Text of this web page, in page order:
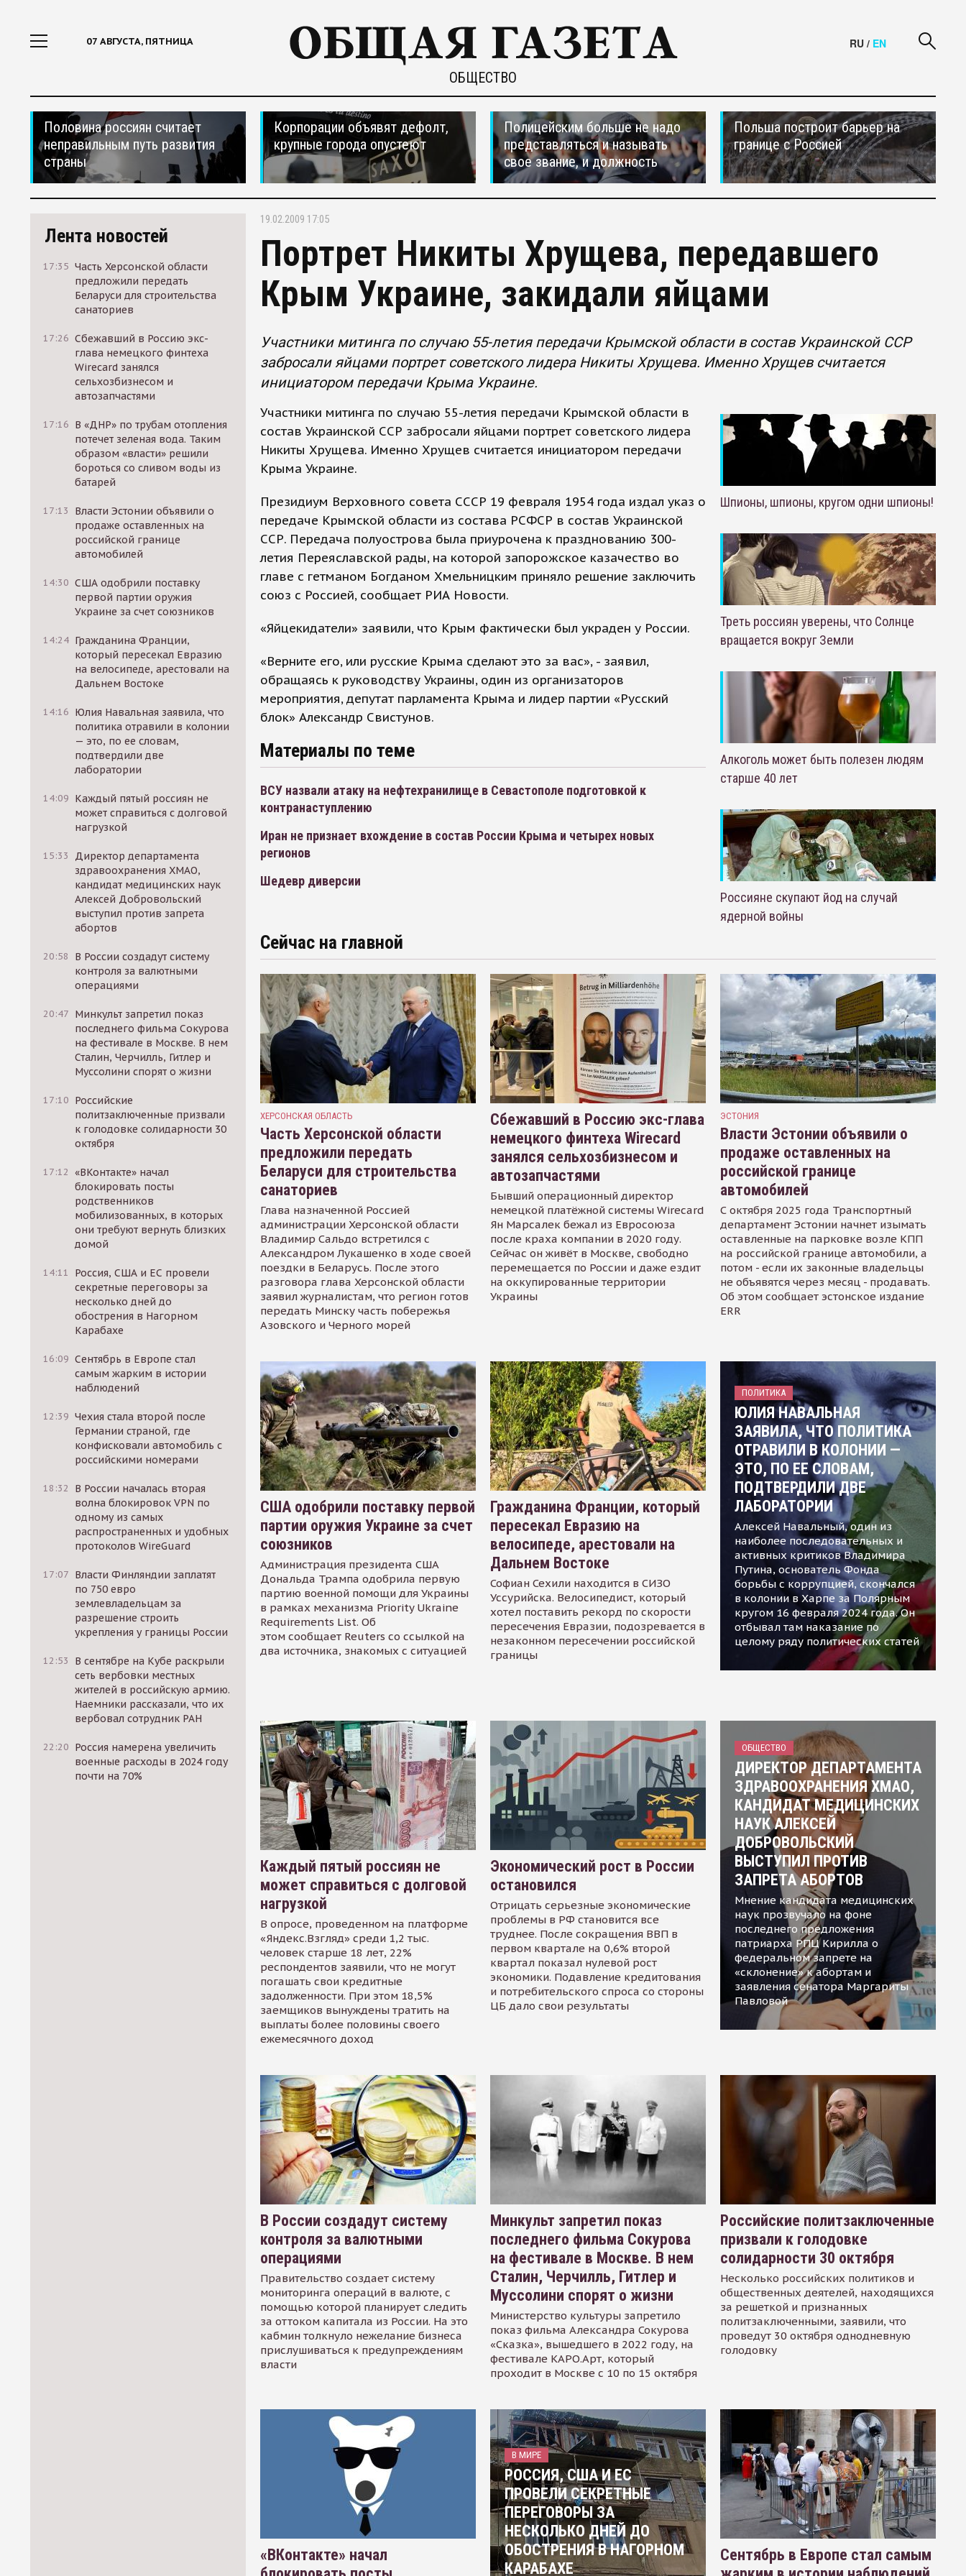
07 АВГУСТА, ПЯТНИЦА
ОБЩЕСТВО
RU / EN
Половина россиян считает
неправильным путь развития
страны
Корпорации объявят дефолт,
крупные города опустеют
Полицейским больше не надо
представляться и называть
свое звание, и должность
Польша построит барьер на
границе с Россией
Лента новостей
17:35 Часть Херсонской области
предложили передать
Беларуси для строительства
санаториев
17:26 Сбежавший в Россию экс-
глава немецкого финтеха
Wirecard занялся
сельхозбизнесом и
автозапчастями
17:16 В «ДНР» по трубам отопления
потечет зеленая вода. Таким
образом «власти» решили
бороться со сливом воды из
батарей
17:13
Власти Эстонии объявили о
продаже оставленных на
российской границе
автомобилей
14:30 США одобрили поставку
первой партии оружия
Украине за счет союзников
14:24 Гражданина Франции,
который пересекал Евразию
на велосипеде, арестовали на
Дальнем Востоке
14:16 Юлия Навальная заявила, что
политика отравили в колонии
— это, по ее словам,
подтвердили две
лаборатории
14:09 Каждый пятый россиян не
может справиться с долговой
нагрузкой
15:33
Директор департамента
здравоохранения ХМАО,
кандидат медицинских наук
Алексей Добровольский
выступил против запрета
абортов
20:58
В России создадут систему
контроля за валютными
операциями
20:47 Минкульт запретил показ
последнего фильма Сокурова
на фестивале в Москве. В нем
Сталин, Черчилль, Гитлер и
Муссолини спорят о жизни
17:10 Российские
политзаключенные призвали
к голодовке солидарности 30
октября
17:12 «ВКонтакте» начал
блокировать посты
родственников
мобилизованных, в которых
они требуют вернуть близких
домой
14:11
Россия, США и ЕС провели
секретные переговоры за
несколько дней до
обострения в Нагорном
Карабахе
16:09 Сентябрь в Европе стал
самым жарким в истории
наблюдений
12:39 Чехия стала второй после
Германии страной, где
конфисковали автомобиль с
российскими номерами
18:32
В России началась вторая
волна блокировок VPN по
одному из самых
распространенных и удобных
протоколов WireGuard
17:07 Власти Финляндии заплатят
по 750 евро
землевладельцам за
разрешение строить
укрепления у границы России
12:53
В сентябре на Кубе раскрыли
сеть вербовки местных
жителей в российскую армию.
Наемники рассказали, что их
вербовал сотрудник РАН
22:20 Россия намерена увеличить
военные расходы в 2024 году
почти на 70%
19.02.2009 17:05
Портрет Никиты Хрущева, передавшего
Крым Украине, закидали яйцами
Участники митинга по случаю 55-летия передачи Крымской области в состав Украинской ССР
забросали яйцами портрет советского лидера Никиты Хрущева. Именно Хрущев считается
инициатором передачи Крыма Украине.
Участники митинга по случаю 55-летия передачи Крымской области в
состав Украинской ССР забросали яйцами портрет советского лидера
Никиты Хрущева. Именно Хрущев считается инициатором передачи
Крыма Украине.
Президиум Верховного совета СССР 19 февраля 1954 года издал указ о
передаче Крымской области из состава РСФСР в состав Украинской
ССР. Передача полуострова была приурочена к празднованию 300-
летия Переяславской рады, на которой запорожское казачество во
главе с гетманом Богданом Хмельницким приняло решение заключить
союз с Россией, сообщает РИА Новости.
«Яйцекидатели» заявили, что Крым фактически был украден у России.
«Верните его, или русские Крыма сделают это за вас», - заявил,
обращаясь к руководству Украины, один из организаторов
мероприятия, депутат парламента Крыма и лидер партии «Русский
блок» Александр Свистунов.
Материалы по теме
ВСУ назвали атаку на нефтехранилище в Севастополе подготовкой к
контранаступлению
Иран не признает вхождение в состав России Крыма и четырех новых
регионов
Шедевр диверсии
Шпионы, шпионы, кругом одни шпионы!
Треть россиян уверены, что Солнце
вращается вокруг Земли
Алкоголь может быть полезен людям
старше 40 лет
Россияне скупают йод на случай
ядерной войны
Сейчас на главной
ХЕРСОНСКАЯ ОБЛАСТЬ
Часть Херсонской области
предложили передать
Беларуси для строительства
санаториев
Глава назначенной Россией
администрации Херсонской области
Владимир Сальдо встретился с
Александром Лукашенко в ходе своей
поездки в Беларусь. После этого
разговора глава Херсонской области
заявил журналистам, что регион готов
передать Минску часть побережья
Азовского и Черного морей
Сбежавший в Россию экс-глава
немецкого финтеха Wirecard
занялся сельхозбизнесом и
автозапчастями
Бывший операционный директор
немецкой платёжной системы Wirecard
Ян Марсалек бежал из Евросоюза
после краха компании в 2020 году.
Сейчас он живёт в Москве, свободно
перемещается по России и даже ездит
на оккупированные территории
Украины
ЭСТОНИЯ
Власти Эстонии объявили о
продаже оставленных на
российской границе
автомобилей
С октября 2025 года Транспортный
департамент Эстонии начнет изымать
оставленные на парковке возле КПП
на российской границе автомобили, а
потом - если их законные владельцы
не объявятся через месяц - продавать.
Об этом сообщает эстонское издание
ERR
США одобрили поставку первой
партии оружия Украине за счет
союзников
Администрация президента США
Дональда Трампа одобрила первую
партию военной помощи для Украины
в рамках механизма Priority Ukraine
Requirements List. Об
этом сообщает Reuters со ссылкой на
два источника, знакомых с ситуацией
Гражданина Франции, который
пересекал Евразию на
велосипеде, арестовали на
Дальнем Востоке
Софиан Сехили находится в СИЗО
Уссурийска. Велосипедист, который
хотел поставить рекорд по скорости
пересечения Евразии, подозревается в
незаконном пересечении российской
границы
ПОЛИТИКА
ЮЛИЯ НАВАЛЬНАЯ
ЗАЯВИЛА, ЧТО ПОЛИТИКА
ОТРАВИЛИ В КОЛОНИИ —
ЭТО, ПО ЕЕ СЛОВАМ,
ПОДТВЕРДИЛИ ДВЕ
ЛАБОРАТОРИИ
Алексей Навальный, один из
наиболее последовательных и
активных критиков Владимира
Путина, основатель Фонда
борьбы с коррупцией, скончался
в колонии в Харпе за Полярным
кругом 16 февраля 2024 года. Он
отбывал там наказание по
целому ряду политических статей
Каждый пятый россиян не
может справиться с долговой
нагрузкой
В опросе, проведенном на платформе
«Яндекс.Взгляд» среди 1,2 тыс.
человек старше 18 лет, 22%
респондентов заявили, что не могут
погашать свои кредитные
задолженности. При этом 18,5%
заемщиков вынуждены тратить на
выплаты более половины своего
ежемесячного доход
Экономический рост в России
остановился
Отрицать серьезные экономические
проблемы в РФ становится все
труднее. После сокращения ВВП в
первом квартале на 0,6% второй
квартал показал нулевой рост
экономики. Подавление кредитования
и потребительского спроса со стороны
ЦБ дало свои результаты
ОБЩЕСТВО
ДИРЕКТОР ДЕПАРТАМЕНТА
ЗДРАВООХРАНЕНИЯ ХМАО,
КАНДИДАТ МЕДИЦИНСКИХ
НАУК АЛЕКСЕЙ
ДОБРОВОЛЬСКИЙ
ВЫСТУПИЛ ПРОТИВ
ЗАПРЕТА АБОРТОВ
Мнение кандидата медицинских
наук прозвучало на фоне
последнего предложения
патриарха РПЦ Кирилла о
федеральном запрете на
«склонение» к абортам и
заявления сенатора Маргариты
Павловой
В России создадут систему
контроля за валютными
операциями
Правительство создает систему
мониторинга операций в валюте, с
помощью которой планирует следить
за оттоком капитала из России. На это
кабмин толкнуло нежелание бизнеса
прислушиваться к предупреждениям
власти
Минкульт запретил показ
последнего фильма Сокурова
на фестивале в Москве. В нем
Сталин, Черчилль, Гитлер и
Муссолини спорят о жизни
Министерство культуры запретило
показ фильма Александра Сокурова
«Сказка», вышедшего в 2022 году, на
фестивале КАРО.Арт, который
проходит в Москве с 10 по 15 октября
Российские политзаключенные
призвали к голодовке
солидарности 30 октября
Несколько российских политиков и
общественных деятелей, находящихся
за решеткой и признанных
политзаключенными, заявили, что
проведут 30 октября однодневную
голодовку
«ВКонтакте» начал
В МИРЕ
РОССИЯ, США И ЕС
ПРОВЕЛИ СЕКРЕТНЫЕ
ПЕРЕГОВОРЫ ЗА
НЕСКОЛЬКО ДНЕЙ ДО
ОБОСТРЕНИЯ В НАГОРНОМ
КАРАБАХЕ
Сентябрь в Европе стал самым